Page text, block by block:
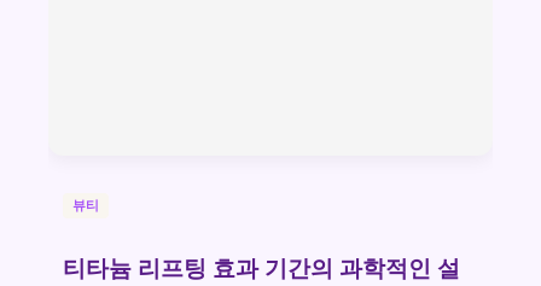
뷰티
티타늄 리프팅 효과 기간의 과학적인 설